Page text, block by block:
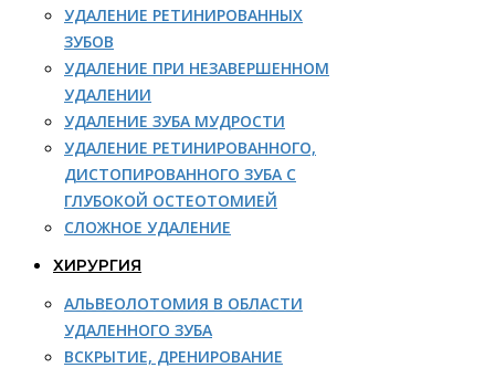
УДАЛЕНИЕ РЕТИНИРОВАННЫХ
ЗУБОВ
УДАЛЕНИЕ ПРИ НЕЗАВЕРШЕННОМ
УДАЛЕНИИ
УДАЛЕНИЕ ЗУБА МУДРОСТИ
УДАЛЕНИЕ РЕТИНИРОВАННОГО,
ДИСТОПИРОВАННОГО ЗУБА С
ГЛУБОКОЙ ОСТЕОТОМИЕЙ
СЛОЖНОЕ УДАЛЕНИЕ
ХИРУРГИЯ
АЛЬВЕОЛОТОМИЯ В ОБЛАСТИ
УДАЛЕННОГО ЗУБА
ВСКРЫТИЕ, ДРЕНИРОВАНИЕ